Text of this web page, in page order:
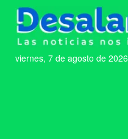
viernes, 7 de agosto de 2026